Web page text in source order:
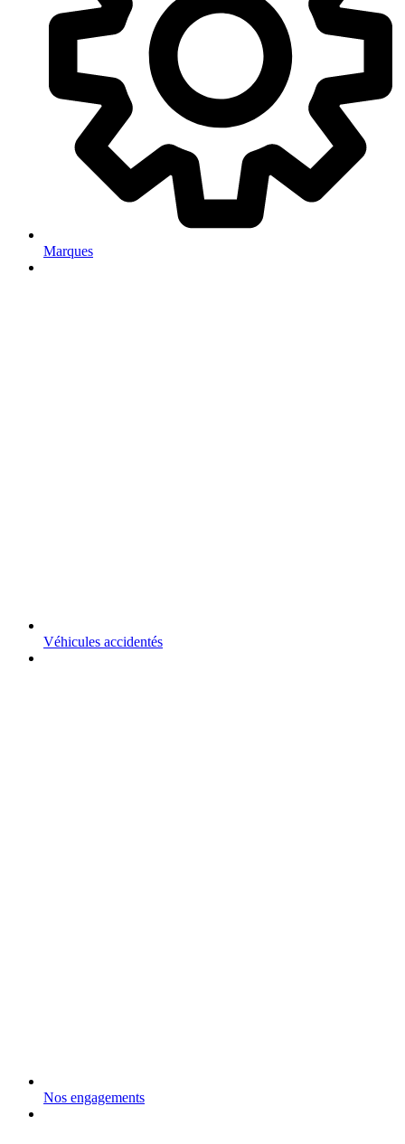
Marques
Véhicules accidentés
Nos engagements